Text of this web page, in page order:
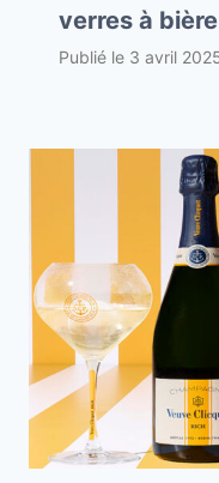
verres à bière
Publié le 3 avril